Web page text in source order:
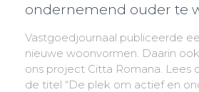
ondernemend ouder te
Vastgoedjournaal publiceerde
nieuwe woonvormen. Daarin
ons project Citta Romana. Lees
de titel “De plek om actief en